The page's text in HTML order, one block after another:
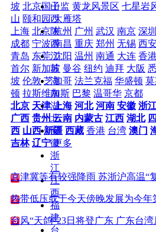
山
西
陕
西
江
苏
湖
南
湖
北
安
徽
浙
江
江
西
福
建
台
坡 北京国子监 黄龙风景区 七星岩
山 颐和园 大雁塔
上海 北京 杭州 广州 武汉 南京 深圳
成都 宁波 南昌 重庆 郑州 无锡 西
青岛 东莞 沈阳 温州 南通 大连 香港
首尔 新加坡 曼谷 纽约 迪拜 大阪
坡 伦敦 芝加哥 法兰克福 华盛顿
顿 拉斯维加斯 巴黎 温哥华 京都
北京 天津 上海 河北 河南 安徽 浙
广西 贵州 云南 内蒙古 江西 湖北
西 山西 新疆 西藏 香港 台湾 澳门
吉林 辽宁 更多
京津冀等有较强降雨 苏浙沪高温“
热带低压或于今天傍晚发展为今年
台风“天鸽”23日将登广东 广东台